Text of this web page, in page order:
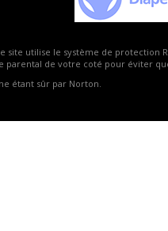
site utilise le système de protection
parental de votre coté pour éviter
étant sûr par Norton.